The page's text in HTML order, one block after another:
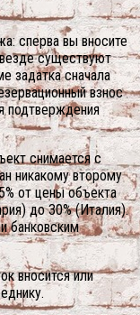
сперва вы вносите
существуют
задатка сначала
взнос
подтверждения
снимается с
никакому второму
от цены объекта
до 30% (Италия).
банковским
вносится или